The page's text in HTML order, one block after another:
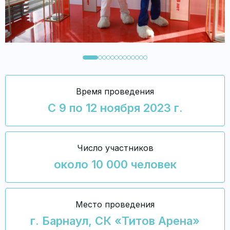
Время проведения
С 9 по 12 ноября 2023 г.
Число участников
около 10 000 человек
Место проведения
г. Барнаул, СК «Титов Арена»